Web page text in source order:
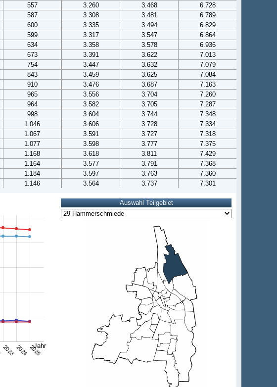
557 3.260 3.468
6.728
587 3.308 3.481
6.789
600 3.335 3.494
6.829
599 3.317 3.547
6.864
634 3.358 3.578
6.936
673 3.391 3.622
7.013
754 3.447 3.632
7.079
843 3.459 3.625
7.084
910 3.476 3.687
7.163
965 3.556 3.704
7.260
964 3.582 3.705
7.287
998 3.604 3.744
7.348
1.046 3.606 3.728
7.334
1.067 3.591 3.727
7.318
1.077 3.598 3.777
7.375
1.168 3.618 3.811
7.429
1.164 3.577 3.791
7.368
1.184 3.597 3.763
7.360
1.146 3.564 3.737 7.301